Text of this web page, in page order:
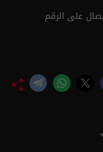
على الرقم